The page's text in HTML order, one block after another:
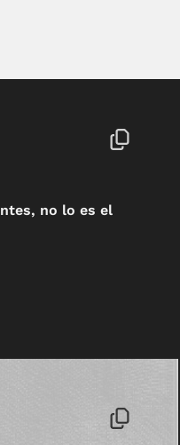
no lo es el